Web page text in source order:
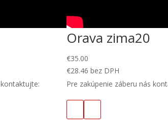
Orava zima20
€35.00
€28.46 bez DPH
Pre zakúpenie záberu nás